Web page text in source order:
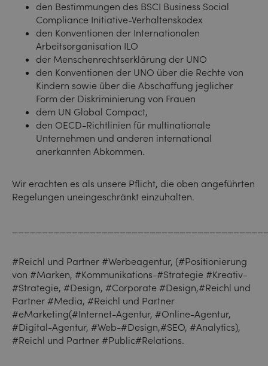
den Bestimmungen des BSCI Business Social
Compliance Initiative-Verhaltenskodex
den Konventionen der Internationalen
Arbeitsorganisation ILO
der Menschenrechtserklärung der UNO
den Konventionen der UNO über die Rechte von
Kindern sowie über die Abschaffung jeglicher
Form der Diskriminierung von Frauen
dem UN Global Compact,
den OECD-Richtlinien für multinationale
Unternehmen und anderen international
anerkannten Abkommen.
Wir erachten es als unsere Pflicht, die oben angeführten
Regelungen uneingeschränkt einzuhalten.
#Reichl und Partner #Werbeagentur, (#Positionierung
von #Marken, #Kommunikations-#Strategie #Kreativ-
#Strategie, #Design, #Corporate #Design,#Reichl und
Partner #Media, #Reichl und Partner
#eMarketing(#Internet-Agentur, #Online-Agentur,
#Digital-Agentur, #Web-#Design,#SEO, #Analytics),
#Reichl und Partner #Public#Relations.